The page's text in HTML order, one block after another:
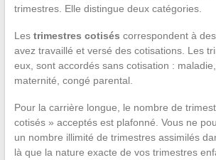
trimestres. Elle distingue deux catégories.
Les trimestres cotisés correspondent à
avez travaillé et versé des cotisations. Les
eux, sont accordés sans cotisation :
maternité, congé parental.
Pour la carrière longue, le nombre de
cotisés » acceptés est plafonné. Vous ne
un nombre illimité de trimestres assimilés
là que la nature exacte de vos trimestres